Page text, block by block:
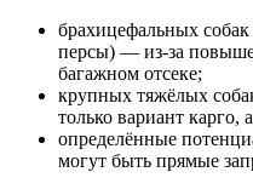
брахицефальных
персы) — из-за
багажном отсеке;
крупных тяжёлых
только вариант
определённые
могут быть прямые